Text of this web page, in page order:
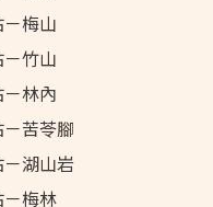
梅山
竹山
林內
苦苓腳
湖山岩
－梅林